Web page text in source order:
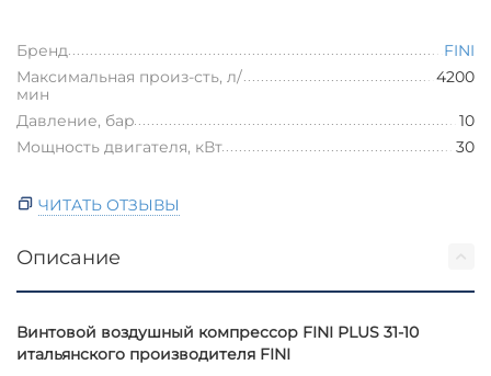
Бренд
FINI
Максимальная произ-сть, л/
мин
4200
Давление, бар
10
Мощность двигателя, кВт
30
ЧИТАТЬ ОТЗЫВЫ
Описание
Винтовой воздушный компрессор FINI PLUS 31-10
итальянского производителя FINI